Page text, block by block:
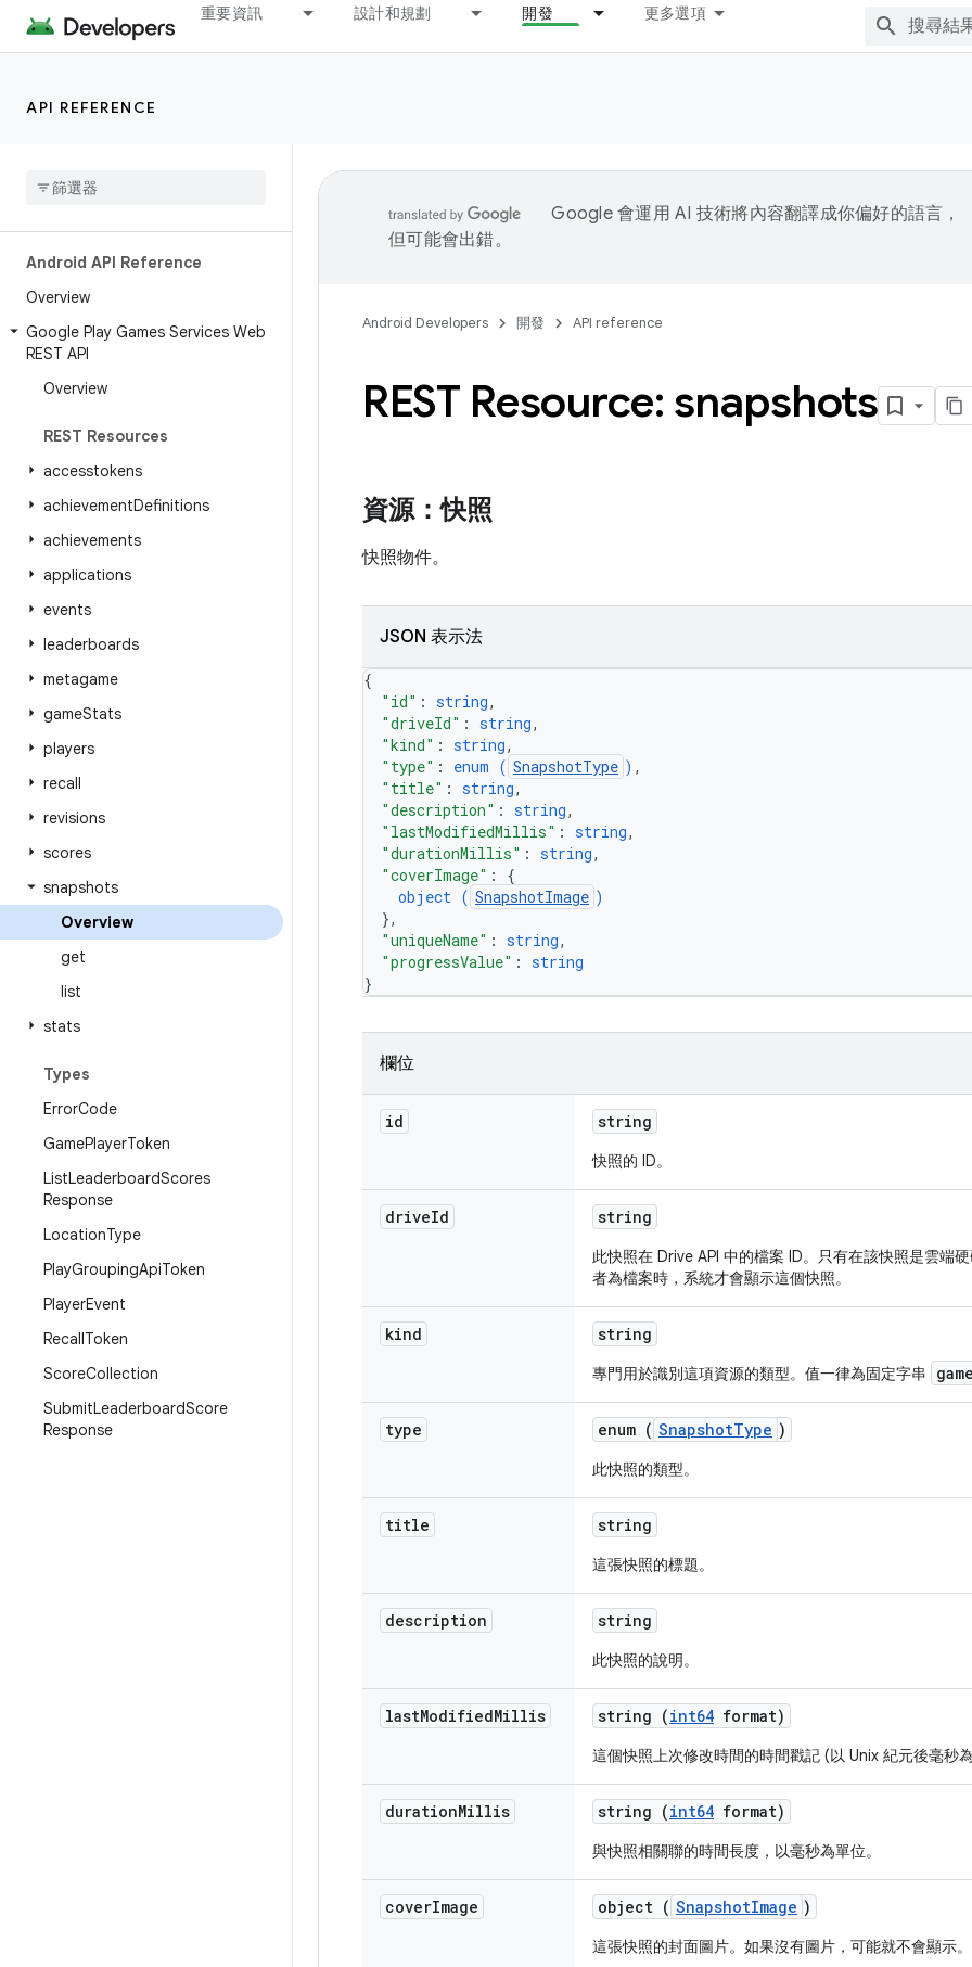
重要資訊 設計和規劃 開發 更多選項
API REFERENCE
Android API Reference
Overview
Google Play Games Services Web
REST API
Overview
REST Resources
accesstokens
achievementDefinitions
achievements
applications
events
leaderboards
metagame
gameStats
players
recall
revisions
scores
snapshots
Overview
get
list
stats
Types
ErrorCode
GamePlayerToken
ListLeaderboardScores
Response
LocationType
PlayGroupingApiToken
PlayerEvent
RecallToken
ScoreCollection
SubmitLeaderboardScore
Response
Google 會運用 AI 技術將內容翻譯成你偏好的語言，
但可能會出錯。
Android Developers 開發 API reference
REST Resource: snapshots
資源：快照
快照物件。
JSON 表示法
{
"id" : string,
"driveId" : string,
"kind" : string,
"type" : enum ( SnapshotType ) ,
"title" : string,
"description" : string,
"lastModifiedMillis" : string,
"durationMillis" : string,
"coverImage" : {
object ( SnapshotImage )
},
"uniqueName" : string,
"progressValue" : string
}
欄位
id string
快照的 ID。
driveId string
此快照在 Drive API 中的檔案 ID。只有在該快照是雲端
者為檔案時，系統才會顯示這個快照。
kind string
專門用於識別這項資源的類型。值一律為固定字串
type enum ( SnapshotType )
此快照的類型。
title string
這張快照的標題。
description string
此快照的說明。
lastModifiedMillis string (int64 format)
這個快照上次修改時間的時間戳記 (以 Unix 紀元後毫秒
durationMillis string (int64 format)
與快照相關聯的時間長度，以毫秒為單位。
coverImage object ( SnapshotImage )
這張快照的封面圖片。如果沒有圖片，可能就不會顯示。